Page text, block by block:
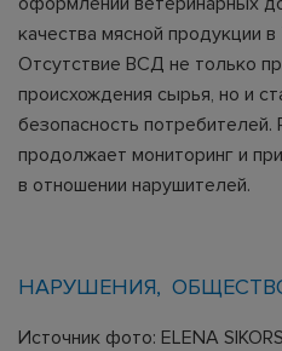
качества мясной продукции
Отсутствие ВСД не только
происхождения сырья, но и
безопасность потребителей.
продолжает мониторинг и
в отношении нарушителей.
НАРУШЕНИЯ
Источник фото: ELENA